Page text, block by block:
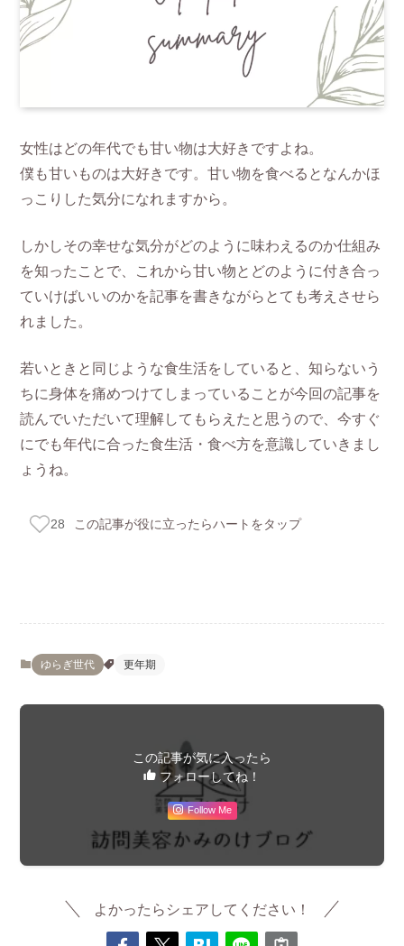
女性はどの年代でも甘い物は大好きですよね。
僕も甘いものは大好きです。甘い物を食べるとなんかほ
っこりした気分になれますから。
しかしその幸せな気分がどのように味わえるのか仕組み
を知ったことで、これから甘い物とどのように付き合っ
ていけばいいのかを記事を書きながらとても考えさせら
れました。
若いときと同じような食生活をしていると、知らないう
ちに身体を痛めつけてしまっていることが今回の記事を
読んでいただいて理解してもらえたと思うので、今すぐ
にでも年代に合った食生活・食べ方を意識していきまし
ょうね。
28 この記事が役に立ったらハートをタップ
ゆらぎ世代 更年期
この記事が気に入ったら
フォローしてね！
Follow Me
よかったらシェアしてください！